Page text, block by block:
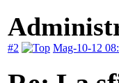
#2 Mag-10-12